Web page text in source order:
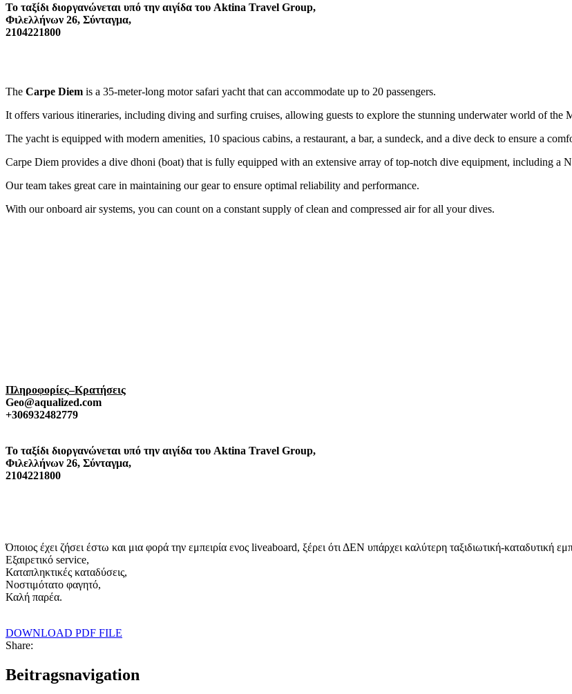
To ταξίδι διοργανώνεται υπό την αιγίδα του Aktina Travel Group,
Φιλελλήνων 26, Σύνταγμα,
2104221800
The Carpe Diem is a 35-meter-long motor safari yacht that can accommodate up to 20 passengers.
It offers various itineraries, including diving and surfing cruises, allowing guests to explore the stunning underwater world of the
The yacht is equipped with modern amenities, 10 spacious cabins, a restaurant, a bar, a sundeck, and a dive deck to ensure a
Carpe Diem provides a dive dhoni (boat) that is fully equipped with an extensive array of top-notch dive equipment, including a
Our team takes great care in maintaining our gear to ensure optimal reliability and performance.
With our onboard air systems, you can count on a constant supply of clean and compressed air for all your dives.
Πληροφορίες–Κρατήσεις
Geo@aqualized.com
+306932482779
To ταξίδι διοργανώνεται υπό την αιγίδα του Aktina Travel Group,
Φιλελλήνων 26, Σύνταγμα,
2104221800
Όποιος έχει ζήσει έστω και μια φορά την εμπειρία ενος liveaboard, ξέρει ότι ΔΕΝ υπάρχει καλύτερη ταξιδιωτική-καταδυτική
Εξαιρετικό service,
Καταπληκτικές καταδύσεις,
Νοστιμότατο φαγητό,
Καλή παρέα.
DOWNLOAD PDF FILE
Share:
Beitragsnavigation